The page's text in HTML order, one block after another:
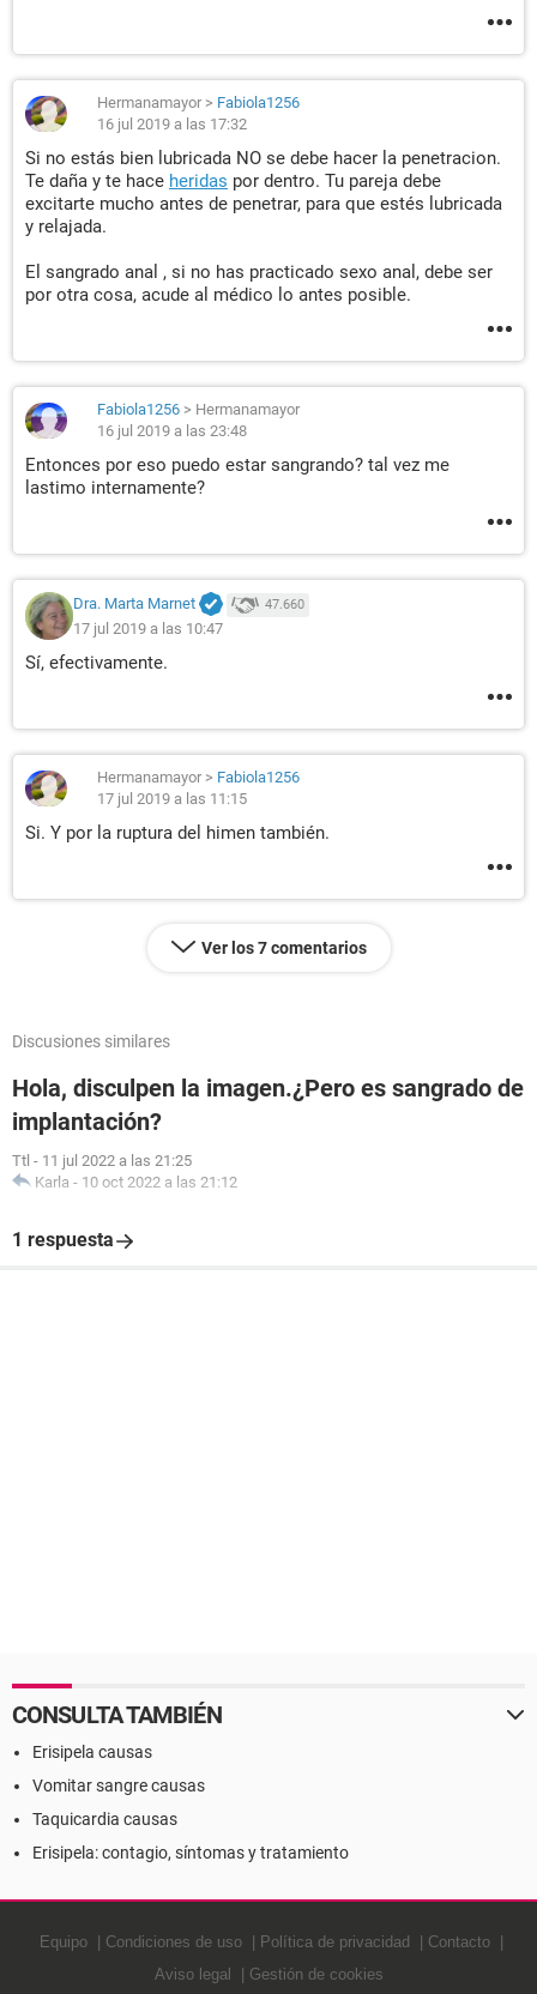
Hermanamayor > Fabiola1256
16 jul 2019 a las 17:32
Si no estás bien lubricada NO se debe hacer la penetracion.
Te daña y te hace heridas por dentro. Tu pareja debe
excitarte mucho antes de penetrar, para que estés lubricada
y relajada.
El sangrado anal , si no has practicado sexo anal, debe ser
por otra cosa, acude al médico lo antes posible.
Fabiola1256 > Hermanamayor
16 jul 2019 a las 23:48
Entonces por eso puedo estar sangrando? tal vez me
lastimo internamente?
Dra. Marta Marnet 47.660
17 jul 2019 a las 10:47
Sí, efectivamente.
Hermanamayor > Fabiola1256
17 jul 2019 a las 11:15
Si. Y por la ruptura del himen también.
Ver los 7 comentarios
Discusiones similares
Hola, disculpen la imagen.¿Pero es sangrado de
implantación?
Ttl - 11 jul 2022 a las 21:25
Karla - 10 oct 2022 a las 21:12
1 respuesta
CONSULTA TAMBIÉN
Erisipela causas
Vomitar sangre causas
Taquicardia causas
Erisipela: contagio, síntomas y tratamiento
Equipo Condiciones de uso Política de privacidad
Contacto
Aviso legal
Gestión de cookies